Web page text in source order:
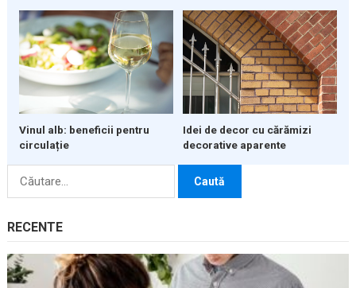
Vinul alb: beneficii pentru
circulație
Idei de decor cu cărămizi
decorative aparente
Caută
RECENTE